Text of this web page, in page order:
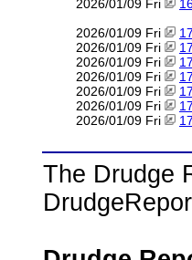
2026/01/09 Fri
2026/01/09 Fri
2026/01/09 Fri
2026/01/09 Fri
2026/01/09 Fri
2026/01/09 Fri
2026/01/09 Fri
2026/01/09 Fri
The Drudge